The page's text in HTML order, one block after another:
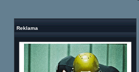
Reklama